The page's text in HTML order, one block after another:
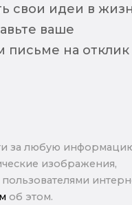
свои идеи в
ваше
на отклик
за любую
изображения,
об этом.